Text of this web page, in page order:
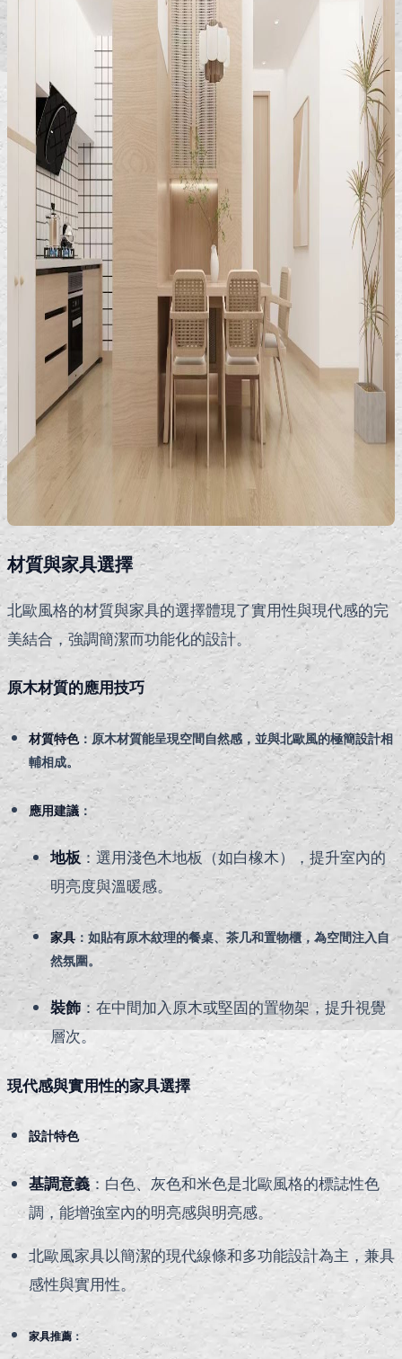
材質與家具選擇
北歐風格的材質與家具的選擇體現了實用性與現代感的完
美結合，強調簡潔而功能化的設計。
原木材質的應用技巧
材質特色：原木材質能呈現空間自然感，並與北歐風的極簡設計相
輔相成。
應用建議 ：
地板：選用淺色木地板（如白橡木），提升室內的
明亮度與溫暖感。
家具：如貼有原木紋理的餐桌、茶几和置物櫃，為空間注入自
然氛圍。
裝飾 ：在中間加入原木或堅固的置物架，提升視覺
層次。
現代感與實用性的家具選擇
設計特色
基調意義：白色、灰色和米色是北歐風格的標誌性色
調，能增強室內的明亮感與明亮感。
北歐風家具以簡潔的現代線條和多功能設計為主，兼具
感性與實用性。
家具推薦 ：